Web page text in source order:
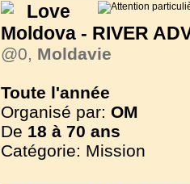
Love
Moldova - RIVER
@0, Moldavie
Toute l'année
Organisé par: OM
De 18 à 70 ans
Catégorie: Mission